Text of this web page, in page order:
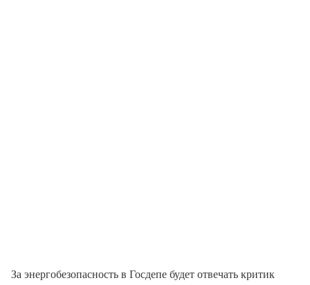
За энергобезопасность в Госдепе будет отвечать критик